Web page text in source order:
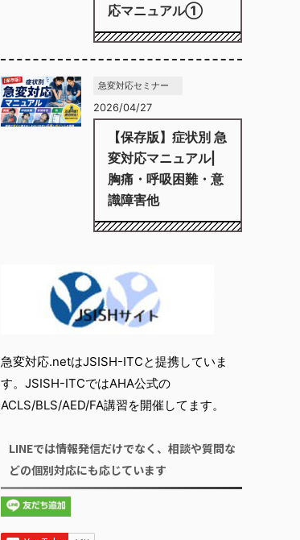
応マニュアル①
急変対応セミナー
2026/04/27
【保存版】症状別 急
変対応マニュアル|
胸痛・呼吸困難・意
識障害他
急変対応.netはJSISH-ITCと提携していま
す。JSISH-ITCではAHA公式の
ACLS/BLS/AED/FA講習を開催してます。
LINEでは情報発信だけでなく、相談や質問な
どの個別対応にも応じています